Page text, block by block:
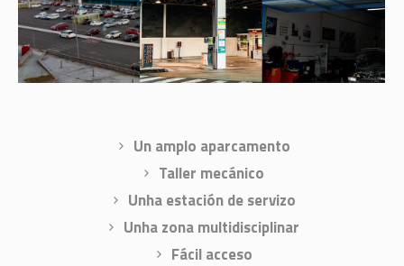
Un amplo aparcamento
Taller mecánico
Unha estación de servizo
Unha zona multidisciplinar
Fácil acceso